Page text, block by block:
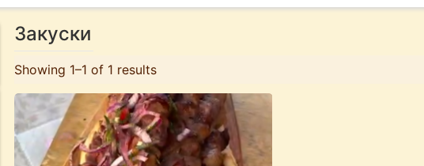
Закуски
Showing 1–1 of 1 results